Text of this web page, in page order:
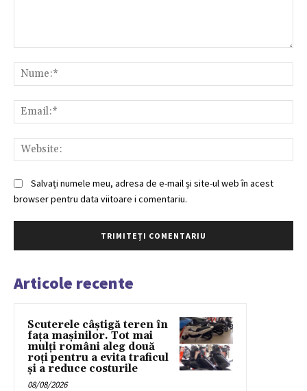
Salvați numele meu, adresa de e-mail și site-ul web în acest
browser pentru data viitoare i comentariu.
Articole recente
Scuterele câștigă teren în
fața mașinilor. Tot mai
mulți români aleg două
roți pentru a evita traficul
și a reduce costurile
08/08/2026